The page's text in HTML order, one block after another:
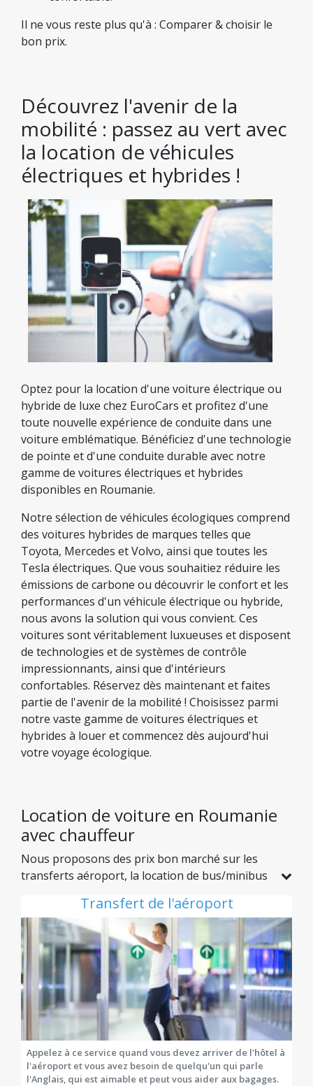
Il ne vous reste plus qu'à : Comparer & choisir le
bon prix.
Découvrez l'avenir de la
mobilité : passez au vert avec
la location de véhicules
électriques et hybrides !
Optez pour la location d'une voiture électrique ou
hybride de luxe chez EuroCars et profitez d'une
toute nouvelle expérience de conduite dans une
voiture emblématique. Bénéficiez d'une technologie
de pointe et d'une conduite durable avec notre
gamme de voitures électriques et hybrides
disponibles en Roumanie.
Notre sélection de véhicules écologiques comprend
des voitures hybrides de marques telles que
Toyota, Mercedes et Volvo, ainsi que toutes les
Tesla électriques. Que vous souhaitiez réduire les
émissions de carbone ou découvrir le confort et les
performances d'un véhicule électrique ou hybride,
nous avons la solution qui vous convient. Ces
voitures sont véritablement luxueuses et disposent
de technologies et de systèmes de contrôle
impressionnants, ainsi que d'intérieurs
confortables. Réservez dès maintenant et faites
partie de l'avenir de la mobilité ! Choisissez parmi
notre vaste gamme de voitures électriques et
hybrides à louer et commencez dès aujourd'hui
votre voyage écologique.
Location de voiture en Roumanie
avec chauffeur
Nous proposons des prix bon marché sur les
transferts aéroport, la location de bus/minibus
destination en Roumanie. Si vous avez besoin de
louer un minibus en Roumanie et que vous avez
un local qui connaît bien les environs, EuroCars
propose de bonnes affaires sur ses minivans et
ses bus.
Transfert de l'aéroport
Appelez à ce service quand vous devez arriver de l'hôtel à
l'aéroport et vous avez besoin de quelqu'un qui parle
l'Anglais, qui est aimable et peut vous aider aux bagages.